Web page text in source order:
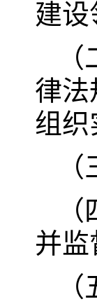
建
律法
组织
并